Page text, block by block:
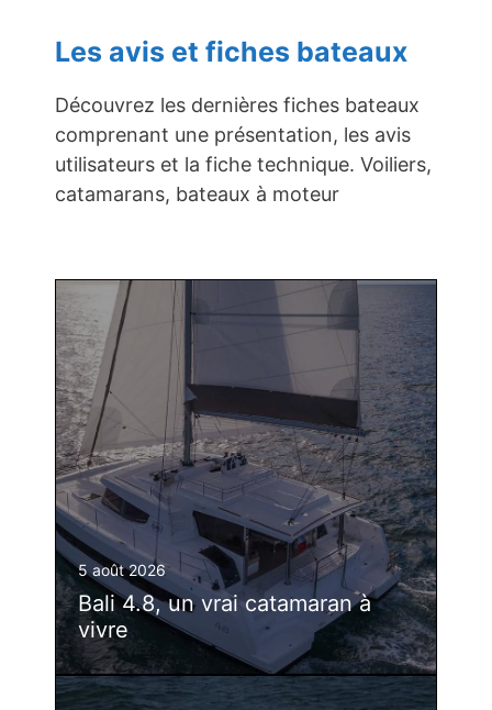
Les avis et fiches bateaux
Découvrez les dernières fiches bateaux
comprenant une présentation, les avis
utilisateurs et la fiche technique. Voiliers,
catamarans, bateaux à moteur
5 août 2026
Bali 4.8, un vrai catamaran à
vivre